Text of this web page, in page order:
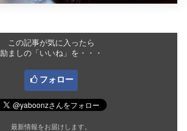
この記事が気に入ったら
励ましの「いいね」を・・・
フォロー
最新情報をお届けします。